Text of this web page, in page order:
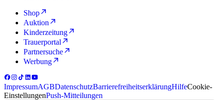
Shop
Auktion
Kinderzeitung
Trauerportal
Partnersuche
Werbung
ImpressumAGBDatenschutzBarrierefreiheitserklärungHilfeCookie-
EinstellungenPush-Mitteilungen